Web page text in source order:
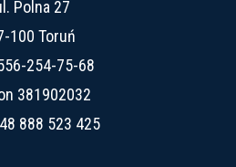
Polna 27
100 Toruń
254-75-68
381902032
888 523 425